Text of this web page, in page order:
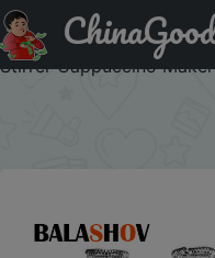
Купить по акции:
Mixer Electric Blender
Stirrer Cappuccino